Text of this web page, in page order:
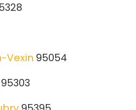
Vexin 95054
95303